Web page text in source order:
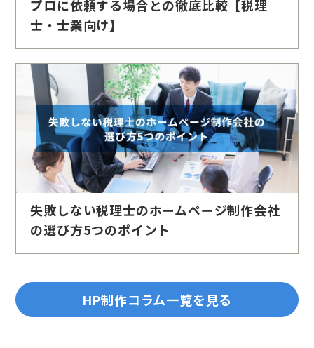
プロに依頼する場合との徹底比較【税理
士・士業向け】
失敗しない税理士のホームページ制作会社
の選び方5つのポイント
HP制作コラム一覧を見る